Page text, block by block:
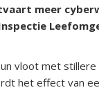
meer
vloot met
het effect van